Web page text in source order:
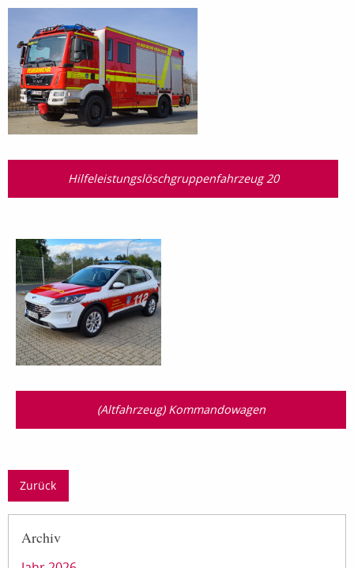
Hilfeleistungslösch­gruppen­fahrzeug 20
(Altfahrzeug) Kommandowagen
Zurück
Archiv